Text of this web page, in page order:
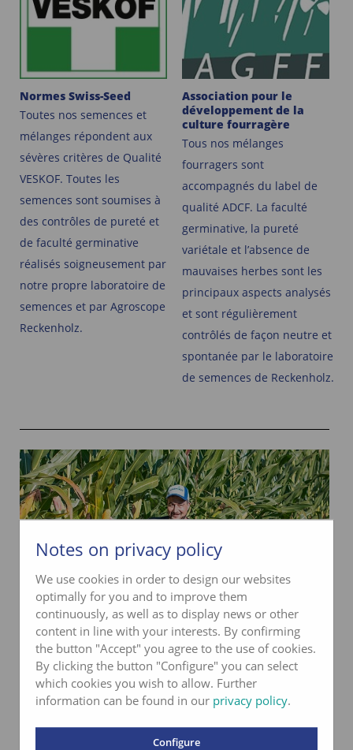
Normes Swiss-Seed
Toutes nos semences et
mélanges répondent aux
sévères critères de Qualité
VESKOF. Toutes les
semences sont soumises à
des contrôles de pureté et
de faculté germinative
réalisés soigneusement par
notre propre laboratoire de
semences et par Agroscope
Reckenholz.
Association pour le
développement de la
culture fourragère
Tous nos mélanges
fourragers sont
accompagnés du label de
qualité ADCF. La faculté
germinative, la pureté
variétale et l’absence de
mauvaises herbes sont les
principaux aspects analysés
et sont régulièrement
contrôlés de façon neutre et
spontanée par le laboratoire
de semences de Reckenholz.
« SCHWEIZER me propose un grand choix
de variétés de maïs à forte teneur en
amidon. La nouvelle variété PRIVAT m'a
convaincu avec son gros épi bien rempli.
Notes on privacy policy
We use cookies in order to design our websites
optimally for you and to improve them
continuously, as well as to display news or other
content in line with your interests. By confirming
the button "Accept" you agree to the use of cookies.
By clicking the button "Configure" you can select
which cookies you wish to allow. Further
information can be found in our privacy policy.
Configure